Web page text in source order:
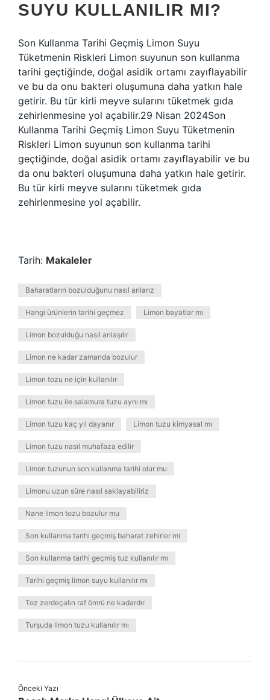
SUYU KULLANILIR MI?
Son Kullanma Tarihi Geçmiş Limon Suyu
Tüketmenin Riskleri Limon suyunun son kullanma
tarihi geçtiğinde, doğal asidik ortamı zayıflayabilir
ve bu da onu bakteri oluşumuna daha yatkın hale
getirir. Bu tür kirli meyve sularını tüketmek gıda
zehirlenmesine yol açabilir.29 Nisan 2024Son
Kullanma Tarihi Geçmiş Limon Suyu Tüketmenin
Riskleri Limon suyunun son kullanma tarihi
geçtiğinde, doğal asidik ortamı zayıflayabilir ve bu
da onu bakteri oluşumuna daha yatkın hale getirir.
Bu tür kirli meyve sularını tüketmek gıda
zehirlenmesine yol açabilir.
Tarih: Makaleler
Baharatların bozulduğunu nasıl anlarız
Hangi ürünlerin tarihi geçmez Limon bayatlar mı
Limon bozulduğu nasıl anlaşılır
Limon ne kadar zamanda bozulur
Limon tozu ne için kullanılır
Limon tuzu ile salamura tuzu aynı mı
Limon tuzu kaç yıl dayanır Limon tuzu kimyasal mı
Limon tuzu nasıl muhafaza edilir
Limon tuzunun son kullanma tarihi olur mu
Limonu uzun süre nasıl saklayabiliriz
Nane limon tozu bozulur mu
Son kullanma tarihi geçmiş baharat zehirler mi
Son kullanma tarihi geçmiş tuz kullanılır mı
Tarihi geçmiş limon suyu kullanılır mı
Toz zerdeçalın raf ömrü ne kadardır
Turşuda limon tuzu kullanılır mı
Önceki Yazı